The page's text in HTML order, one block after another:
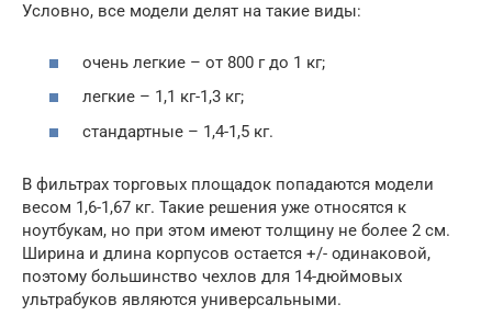
Условно, все модели делят на такие виды:
очень легкие – от 800 г до 1 кг;
легкие – 1,1 кг-1,3 кг;
стандартные – 1,4-1,5 кг.
В фильтрах торговых площадок попадаются модели
весом 1,6-1,67 кг. Такие решения уже относятся к
ноутбукам, но при этом имеют толщину не более 2 см.
Ширина и длина корпусов остается +/- одинаковой,
поэтому большинство чехлов для 14-дюймовых
ультрабуков являются универсальными.